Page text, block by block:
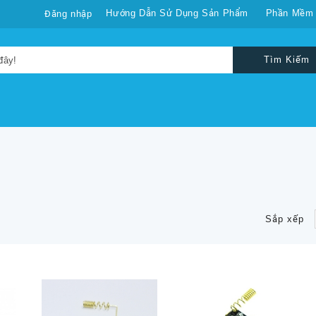
Hướng Dẫn Sử Dụng Sản Phẩm Phần Mềm
Đăng nhập
Tìm Kiếm
Sắp xếp